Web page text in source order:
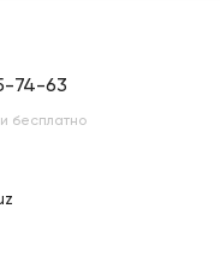
74-63
бесплатно